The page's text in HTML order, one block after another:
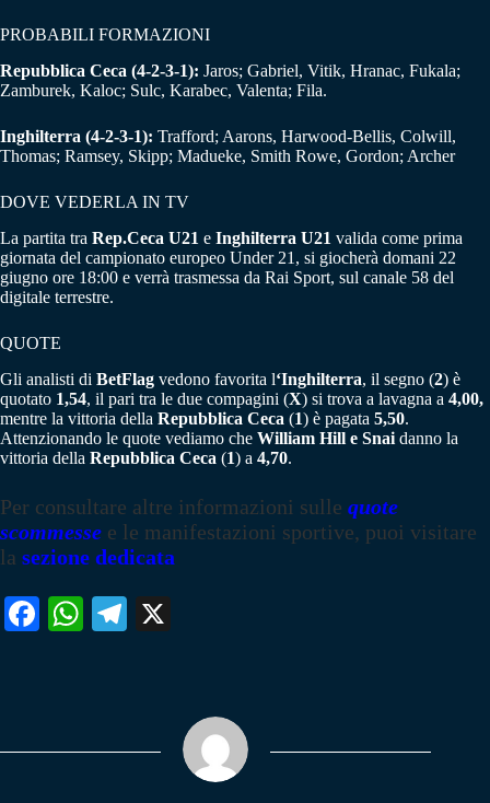
PROBABILI FORMAZIONI
Repubblica Ceca (4-2-3-1): Jaros; Gabriel, Vitik, Hranac, Fukala;
Zamburek, Kaloc; Sulc, Karabec, Valenta; Fila.
Inghilterra (4-2-3-1): Trafford; Aarons, Harwood-Bellis, Colwill,
Thomas; Ramsey, Skipp; Madueke, Smith Rowe, Gordon; Archer
DOVE VEDERLA IN TV
La partita tra Rep.Ceca U21 e Inghilterra U21 valida come prima
giornata del campionato europeo Under 21, si giocherà domani 22
giugno ore 18:00 e verrà trasmessa da Rai Sport, sul canale 58 del
digitale terrestre.
QUOTE
Gli analisti di BetFlag vedono favorita l‘Inghilterra, il segno (2) è
quotato 1,54, il pari tra le due compagini (X) si trova a lavagna a 4,00,
mentre la vittoria della Repubblica Ceca (1) è pagata 5,50.
Attenzionando le quote vediamo che William Hill e Snai danno la
vittoria della Repubblica Ceca (1) a 4,70.
Per consultare altre informazioni sulle quote
scommesse e le manifestazioni sportive, puoi visitare
la sezione dedicata
Fa W
pp
Te
m